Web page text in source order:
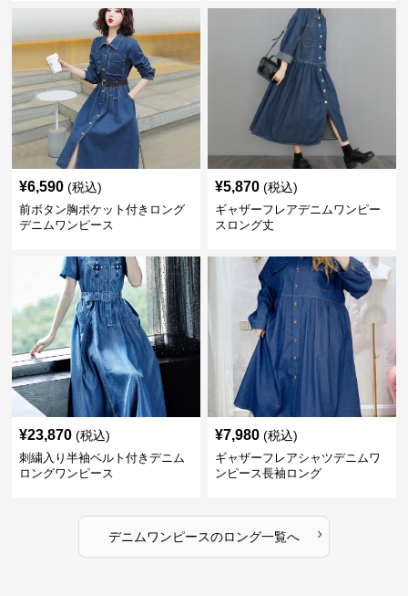
¥6,590 (税込)
前ボタン胸ポケット付きロング
デニムワンピース
¥5,870 (税込)
ギャザーフレアデニムワンピー
スロング丈
¥23,870 (税込)
刺繍入り半袖ベルト付きデニム
ロングワンピース
¥7,980 (税込)
ギャザーフレアシャツデニムワ
ンピース長袖ロング
デニムワンピースのロング一覧へ ›